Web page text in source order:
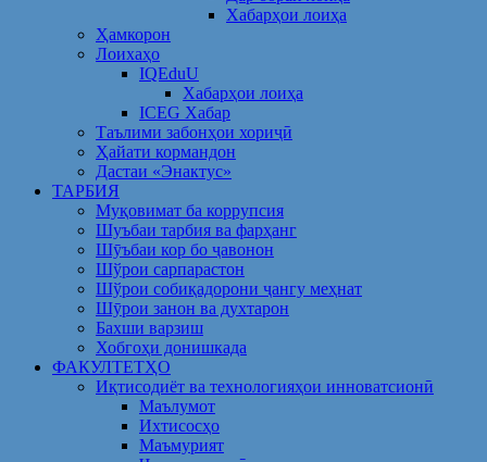
Хабарҳои лоиҳа
Ҳамкорон
Лоихаҳо
IQEduU
Хабарҳои лоиҳа
ICEG Хабар
Таълими забонҳои хориҷӣ
Ҳайати кормандон
Дастаи «Энактус»
ТАРБИЯ
Муқовимат ба коррупсия
Шуъбаи тарбия ва фарҳанг
Шӯъбаи кор бо ҷавонон
Шўрои сарпарастон
Шўрои собиқадорони ҷангу меҳнат
Шӯрои занон ва духтарон
Бахши варзиш
Хобгоҳи донишкада
ФАКУЛТЕТҲО
Иқтисодиёт ва технологияҳои инноватсионӣ
Маълумот
Ихтисосҳо
Маъмурият